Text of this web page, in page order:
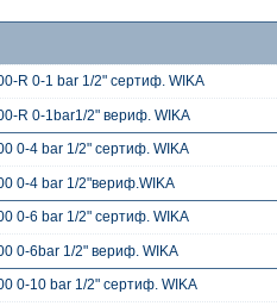
R 0-1 bar 1/2" сертиф. WIKA
R 0-1bar1/2" вериф. WIKA
0-4 bar 1/2" сертиф. WIKA
0-4 bar 1/2"вериф.WIKA
0-6 bar 1/2" сертиф. WIKA
0-6bar 1/2" вериф. WIKA
0-10 bar 1/2" сертиф. WIKA